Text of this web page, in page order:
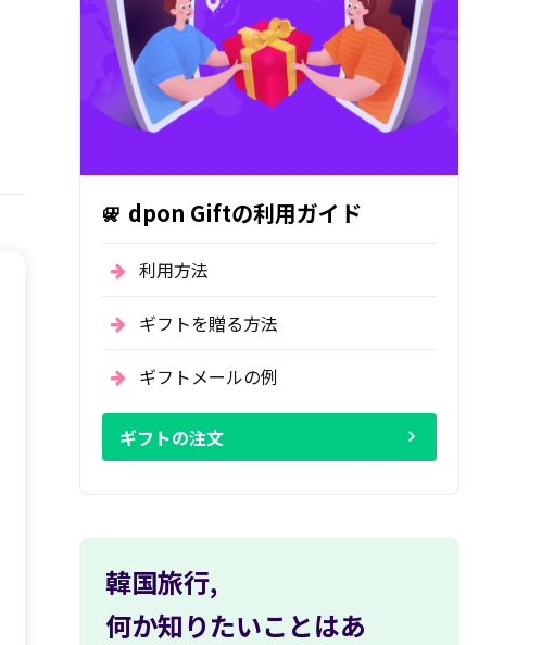
dpon Giftの利用ガイド
利用方法
ギフトを贈る方法
ギフトメールの例
ギフトの注文
韓国旅行,
何か知りたいことはあ